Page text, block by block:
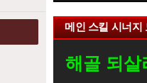
메인 스킬 시너지
해골 되살